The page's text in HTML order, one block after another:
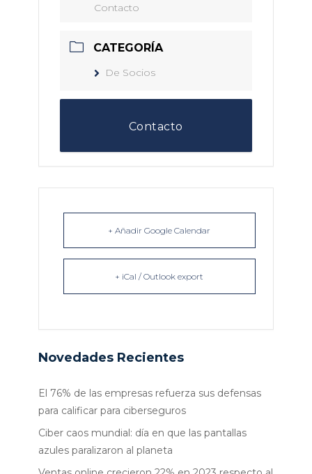
Contacto
CATEGORÍA
De Socios
Contacto
+ Añadir Google Calendar
+ iCal / Outlook export
Novedades Recientes
El 76% de las empresas refuerza sus defensas
para calificar para ciberseguros
Ciber caos mundial: día en que las pantallas
azules paralizaron al planeta